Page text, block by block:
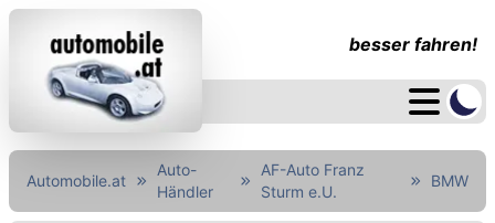
besser fahren!
Automobile.at
Auto-
Händler
AF-Auto Franz
Sturm e.U.
BMW